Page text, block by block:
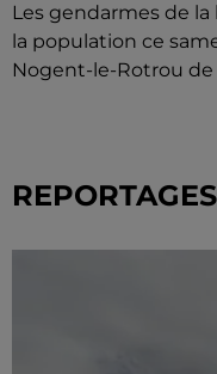
Les gendarmes de
la population ce
Nogent-le-Rotrou de
REPORTAGES